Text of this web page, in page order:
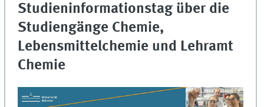
Studieninformationstag über die
Studiengänge Chemie,
Lebensmittelchemie und Lehramt
Chemie